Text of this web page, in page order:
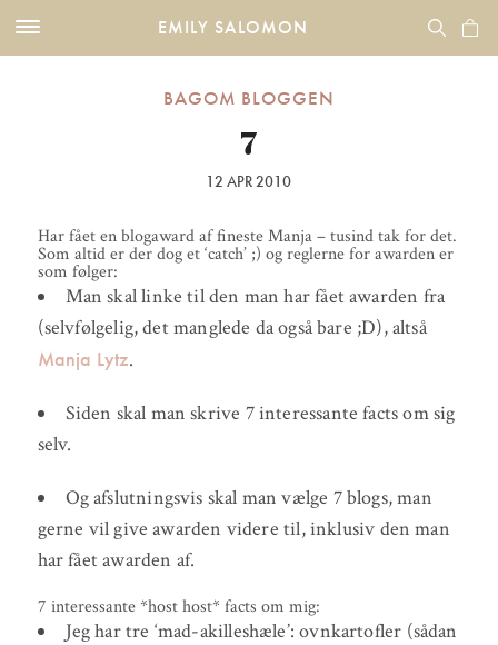
EMILY SALOMON
BAGOM BLOGGEN
7
12 APR 2010
Har fået en blogaward af fineste Manja – tusind tak for det.
Som altid er der dog et ‘catch’ ;) og reglerne for awarden er
som følger:
Man skal linke til den man har fået awarden fra
(selvfølgelig, det manglede da også bare ;D), altså
Manja Lytz.
Siden skal man skrive 7 interessante facts om sig
selv.
Og afslutningsvis skal man vælge 7 blogs, man
gerne vil give awarden videre til, inklusiv den man
har fået awarden af.
7 interessante *host host* facts om mig:
Jeg har tre ‘mad-akilleshæle’: ovnkartofler (sådan